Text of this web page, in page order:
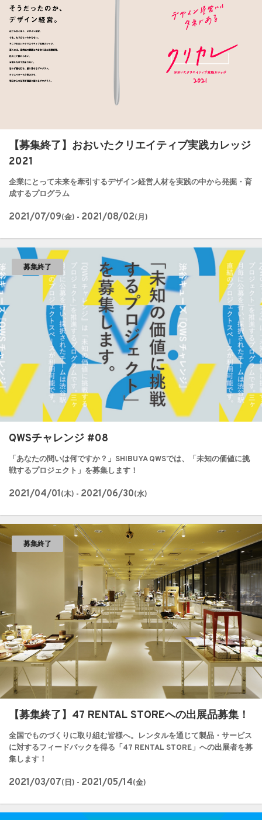
【募集終了】おおいたクリエイティブ実践カレッジ
2021
企業にとって未来を牽引するデザイン経営人材を実践の中から発掘・育
成するプログラム
2021/07/09(金) - 2021/08/02(月)
募集終了
QWSチャレンジ #08
「あなたの問いは何ですか？」SHIBUYA QWSでは、「未知の価値に挑
戦するプロジェクト」を募集します！
2021/04/01(木) - 2021/06/30(水)
募集終了
【募集終了】47 RENTAL STOREへの出展品募集！
全国でものづくりに取り組む皆様へ。レンタルを通じて製品・サービス
に対するフィードバックを得る「47 RENTAL STORE」への出展者を募
集します！
2021/03/07(日) - 2021/05/14(金)